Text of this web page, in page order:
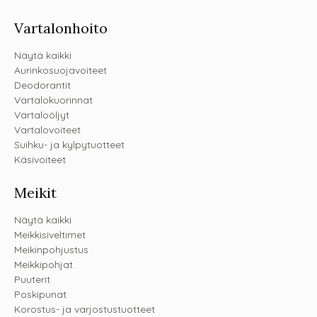
Vartalonhoito
Näytä kaikki
Aurinkosuojavoiteet
Deodorantit
Vartalokuorinnat
Vartaloöljyt
Vartalovoiteet
Suihku- ja kylpytuotteet
Käsivoiteet
Meikit
Näytä kaikki
Meikkisiveltimet
Meikinpohjustus
Meikkipohjat
Puuterit
Poskipunat
Korostus- ja varjostustuotteet